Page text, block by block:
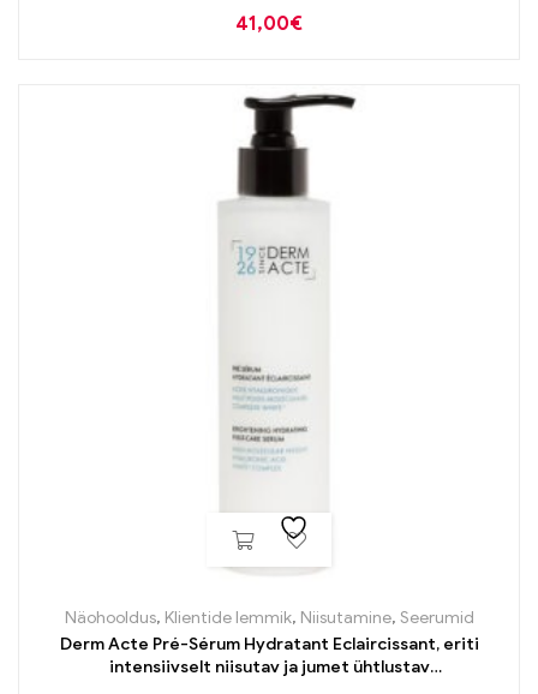
41,00€
Näohooldus, Klientide lemmik, Niisutamine, Seerumid
Derm Acte Pré-Sérum Hydratant Eclaircissant, eriti
intensiivselt niisutav ja jumet ühtlustav